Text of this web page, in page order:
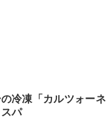
冷凍「カルツォー
パ